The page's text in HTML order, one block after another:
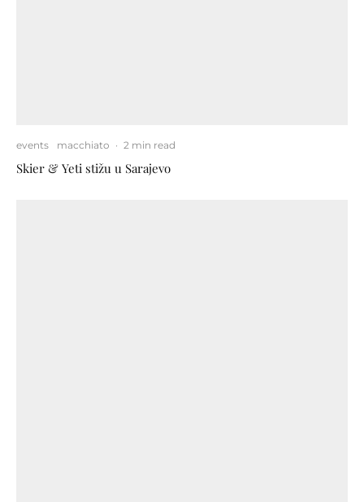
events macchiato · 2 min read
Skier & Yeti stižu u Sarajevo